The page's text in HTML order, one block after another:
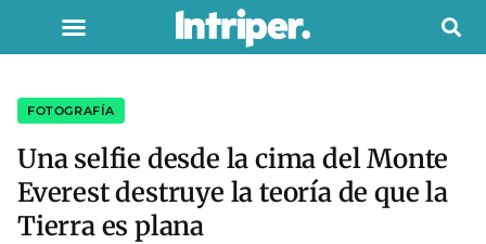
FOTOGRAFÍA
Una selfie desde la cima del Monte
Everest destruye la teoría de que la
Tierra es plana